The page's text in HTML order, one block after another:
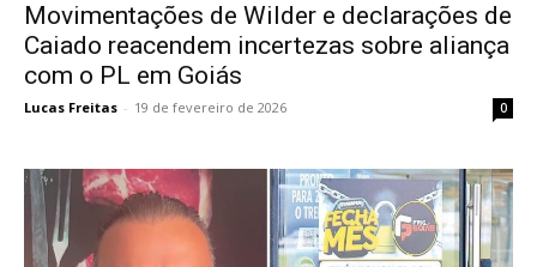
Movimentações de Wilder e declarações de
Caiado reacendem incertezas sobre aliança
com o PL em Goiás
Lucas Freitas - 19 de fevereiro de 2026 0